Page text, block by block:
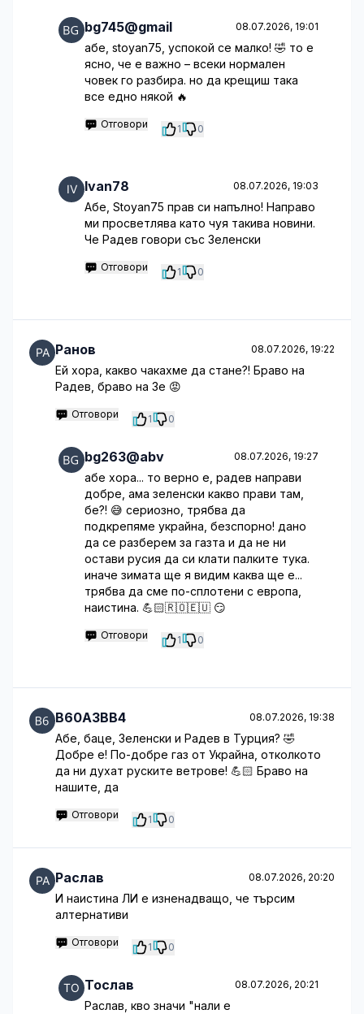
bg745@gmail 08.07.2026, 19:01
абе, stoyan75, успокой се малко! 🤣 то е
ясно, че е важно – всеки нормален
човек го разбира. но да крещиш така
все едно някой 🔥
Отговори 1 0
Ivan78 08.07.2026, 19:03
Абе, Stoyan75 прав си напълно! Направо
ми просветлява като чуя такива новини.
Че Радев говори със Зеленски
Отговори 1 0
Ранов 08.07.2026, 19:22
Ей хора, какво чакахме да стане?! Браво на
Радев, браво на Зе 😡
Отговори 1 0
bg263@abv 08.07.2026, 19:27
абе хора... то верно е, радев направи
добре, ама зеленски какво прави там,
бе?! 😅 сериозно, трябва да
подкрепяме украйна, безспорно! дано
да се разберем за газта и да не ни
остави русия да си клати палките тука.
иначе зимата ще я видим каква ще е...
трябва да сме по-сплотени с европа,
наистина. 💪🏻🇷🇴🇪🇺 😏
Отговори 1 0
B60A3BB4 08.07.2026, 19:38
Абе, баце, Зеленски и Радев в Турция? 🤣
Добре е! По-добре газ от Украйна, отколкото
да ни духат руските ветрове! 💪🏻 Браво на
нашите, да
Отговори 1 0
Раслав 08.07.2026, 20:20
И наистина ЛИ е изненадващо, че търсим
алтернативи
Отговори 1 0
Тослав 08.07.2026, 20:21
Раслав, кво значи "нали е